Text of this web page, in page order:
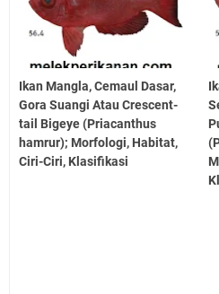
Ikan Mangla, Cemaul Dasar,
Gora Suangi Atau Crescent-
tail Bigeye (Priacanthus
hamrur); Morfologi, Habitat,
Ciri-Ciri, Klasifikasi